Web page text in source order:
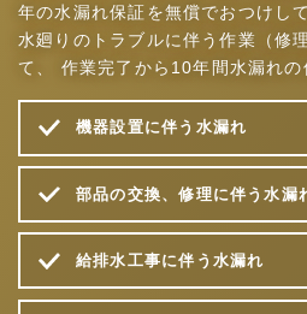
年の水漏れ保証を無償でおつけし
水廻りのトラブルに伴う作業（修
て、
作業完了から10年間水漏れの
機器設置に伴う水漏れ
部品の交換、修理に伴う水漏
給排水工事に伴う水漏れ